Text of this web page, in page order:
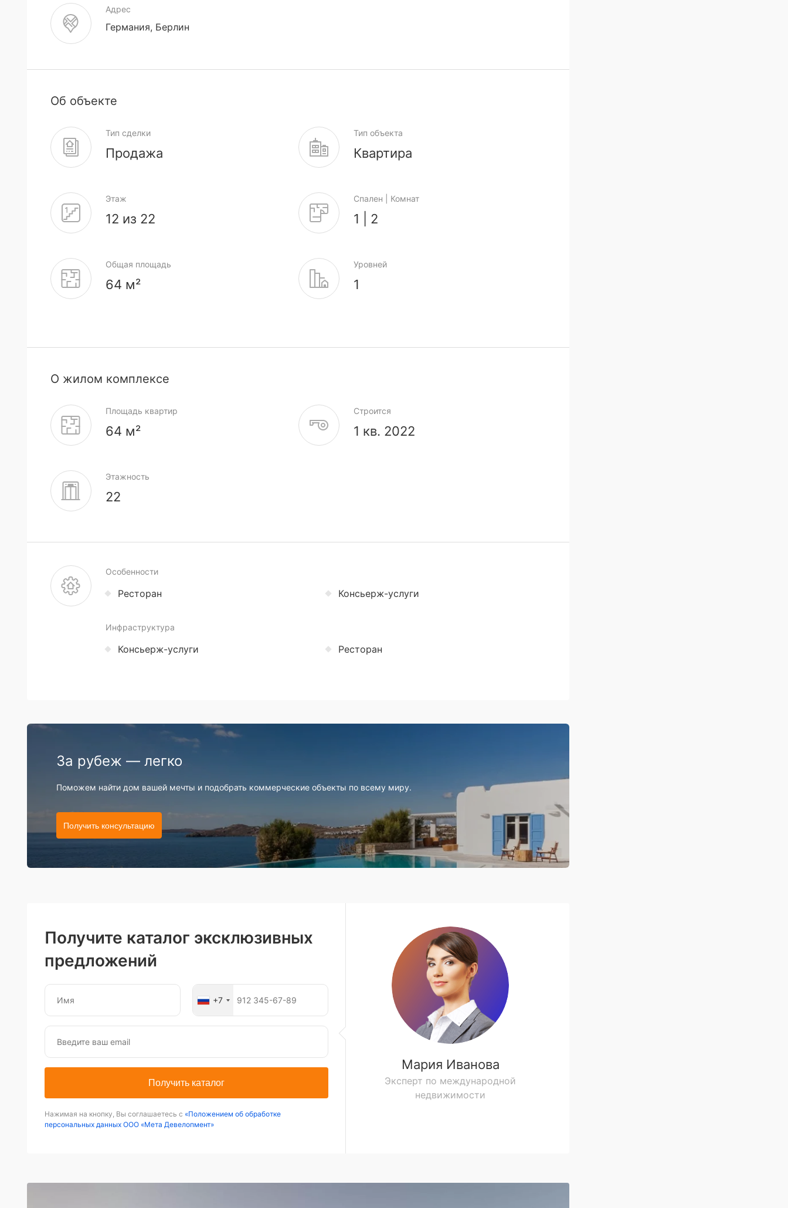
Адрес
Германия, Берлин
Об объекте
Тип сделки
Продажа
Тип объекта
Квартира
Этаж
12 из 22
Спален | Комнат
1 | 2
Общая площадь
64 м²
Уровней
1
О жилом комплексе
Площадь квартир
64 м²
Строится
1 кв. 2022
Этажность
22
Особенности
Ресторан Консьерж-услуги
Инфраструктура
Консьерж-услуги Ресторан
За рубеж — легко
Поможем найти дом вашей мечты и подобрать коммерческие объекты по всему миру.
Получить консультацию
Получите каталог эксклюзивных
предложений
+7
Получить каталог
Нажимая на кнопку, Вы соглашаетесь с «Положением об обработке
персональных данных ООО «Мета Девелопмент»
Мария Иванова
Эксперт по международной
недвижимости